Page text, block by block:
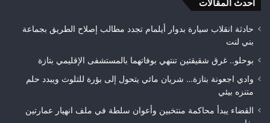
بطلاً
فاس
أحدث المقالات
حادثة انقلاب سيارة بدوار أيلمام تجدد مطالب إصلاح الطريق بجماعة
بني لنت
بوحلو.. غرق شقيقتين تنتهي بوفاتهما بالمستشفى الإقليمي بتازة
وادي اجعونة بتازة… شريان مائي يتحول إلى بؤرة للتلوث ويبدد حلم
متنزه بيئي
القضاء يبدأ محاكمة منتخبين وأعوان سلطة في ملف انهيار عمارتين